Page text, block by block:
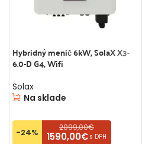
Hybridný menič 6kW, SolaX X3-
6.0-D G4, Wifi
Solax
Na sklade
-24% 2099,00€
1590,00€ s DPH